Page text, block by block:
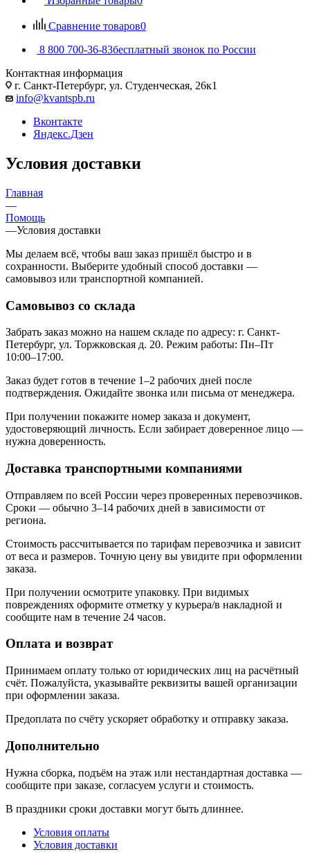
Сравнение товаров0
8 800 700-36-83бесплатный звонок по России
Контактная информация
г. Санкт-Петербург, ул. Студенческая, 26к1
info@kvantspb.ru
Вконтакте
Яндекс.Дзен
Условия доставки
Главная
—
Помощь
—Условия доставки
Мы делаем всё, чтобы ваш заказ пришёл быстро и в
сохранности. Выберите удобный способ доставки —
самовывоз или транспортной компанией.
Самовывоз со склада
Забрать заказ можно на нашем складе по адресу: г. Санкт-
Петербург, ул. Торжковская д. 20. Режим работы: Пн–Пт
10:00–17:00.
Заказ будет готов в течение 1–2 рабочих дней после
подтверждения. Ожидайте звонка или письма от менеджера.
При получении покажите номер заказа и документ,
удостоверяющий личность. Если забирает доверенное лицо —
нужна доверенность.
Доставка транспортными компаниями
Отправляем по всей России через проверенных перевозчиков.
Сроки — обычно 3–14 рабочих дней в зависимости от
региона.
Стоимость рассчитывается по тарифам перевозчика и зависит
от веса и размеров. Точную цену вы увидите при оформлении
заказа.
При получении осмотрите упаковку. При видимых
повреждениях оформите отметку у курьера/в накладной и
сообщите нам в течение 24 часов.
Оплата и возврат
Принимаем оплату только от юридических лиц на расчётный
счёт. Пожалуйста, указывайте реквизиты вашей организации
при оформлении заказа.
Предоплата по счёту ускоряет обработку и отправку заказа.
Дополнительно
Нужна сборка, подъём на этаж или нестандартная доставка —
сообщите при заказе, согласуем услуги и стоимость.
В праздники сроки доставки могут быть длиннее.
Условия оплаты
Условия доставки